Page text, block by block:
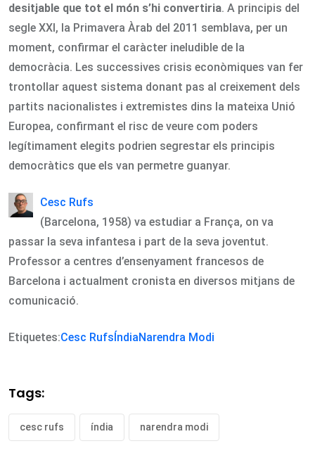
desitjable que tot el món s’hi convertiria. A principis del
segle XXI, la Primavera Àrab del 2011 semblava, per un
moment, confirmar el caràcter ineludible de la
democràcia. Les successives crisis econòmiques van fer
trontollar aquest sistema donant pas al creixement dels
partits nacionalistes i extremistes dins la mateixa Unió
Europea, confirmant el risc de veure com poders
legítimament elegits podrien segrestar els principis
democràtics que els van permetre guanyar.
Cesc Rufs
(Barcelona, 1958) va estudiar a França, on va
passar la seva infantesa i part de la seva joventut.
Professor a centres d’ensenyament francesos de
Barcelona i actualment cronista en diversos mitjans de
comunicació.
Etiquetes:Cesc RufsÍndiaNarendra Modi
Tags:
cesc rufs índia narendra modi